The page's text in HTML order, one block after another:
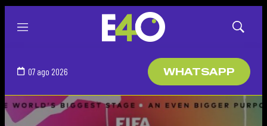
Menú
Mostrar
07 ago 2026 WHATSAPP